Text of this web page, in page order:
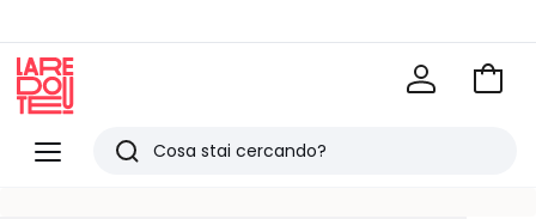
Menu
Redoute
Ricerca
Vai